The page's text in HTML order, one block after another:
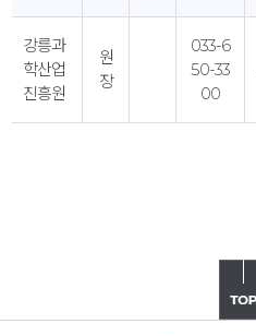
강릉과
학산업
진흥원
원
장
033-6
50-33
00